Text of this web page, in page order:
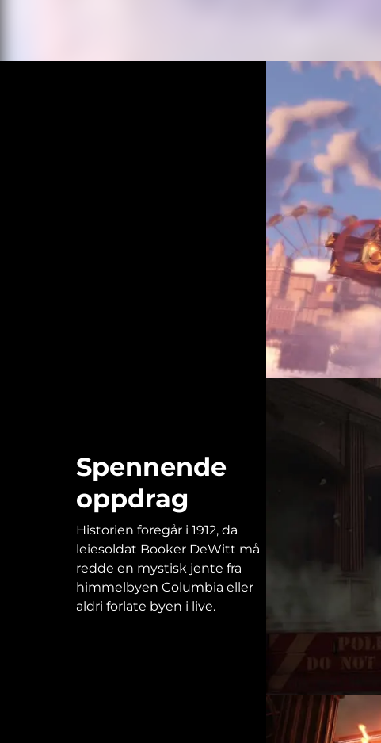
Spennende
oppdrag
Historien foregår i 1912, da
leiesoldat Booker DeWitt må
redde en mystisk jente fra
himmelbyen Columbia eller
aldri forlate byen i live.